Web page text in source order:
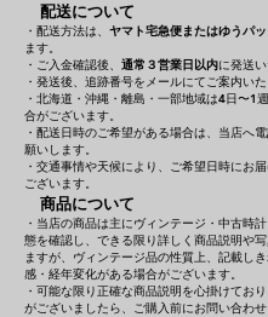
配送について
・配送方法は、 ヤマト宅急便またはゆうパッ
ます。
・ご入金確認後、 通常３営業日以内に発送い
・発送後、追跡番号をメールにてご案内いた
・北海道・沖縄・離島・一部地域は4日〜1
合がございます。
・配送日時のご希望がある場合は、当店へ
願いします。
・交通事情や天候により、ご希望日時にお
ございます。
商品について
・当店の商品は主にヴィンテージ・中古時
態を確認し、できる限り詳しく商品説明や
ますが、ヴィンテージ品の性質上、記載し
感・経年変化がある場合がございます。
・可能な限り正確な商品説明を心掛けてお
がございましたら、ご購入前にお問い合わせ